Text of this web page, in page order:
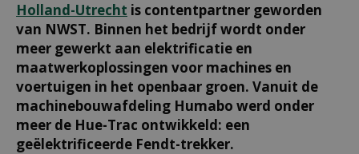
Holland-Utrecht is contentpartner geworden
van NWST. Binnen het bedrijf wordt onder
meer gewerkt aan elektrificatie en
maatwerkoplossingen voor machines en
voertuigen in het openbaar groen. Vanuit de
machinebouwafdeling Humabo werd onder
meer de Hue-Trac ontwikkeld: een
geëlektrificeerde Fendt-trekker.